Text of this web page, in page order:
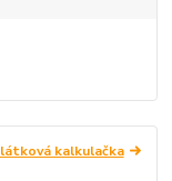
kalkulačka